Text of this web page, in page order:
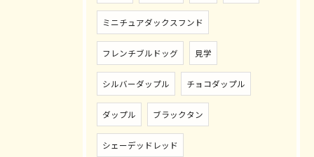
ミニチュアダックスフンド
フレンチブルドッグ 見学
シルバーダップル チョコダップル
ダップル ブラックタン
シェーデッドレッド